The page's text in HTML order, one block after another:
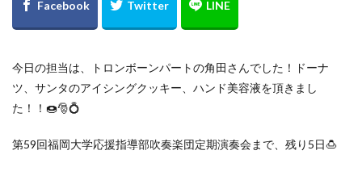
今日の担当は、トロンボーンパートの角田さんでした！ドーナ
ツ、サンタのアイシングクッキー、ハンド美容液を頂きまし
た！！🍩🎅💍
第59回福岡大学応援指導部吹奏楽団定期演奏会まで、残り5日🍮